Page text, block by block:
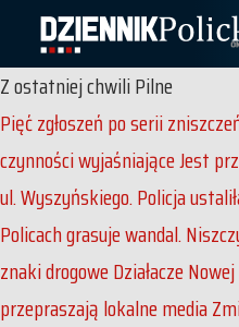
Z ostatniej chwiliPilne
Pięć zgłoszeń po serii
czynności wyjaśniająceJest
ul. Wyszyńskiego. Policja
Policach grasuje wandal.
znaki drogoweDziałacze
przepraszają lokalne media